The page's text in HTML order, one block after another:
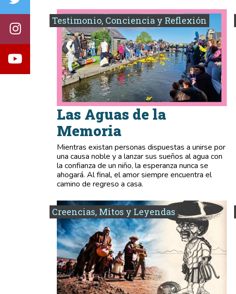
Testimonio, Conciencia y Reflexión
Las Aguas de la
Memoria
Mientras existan personas dispuestas a unirse por
una causa noble y a lanzar sus sueños al agua con
la confianza de un niño, la esperanza nunca se
ahogará. Al final, el amor siempre encuentra el
camino de regreso a casa.
Creencias, Mitos y Leyendas